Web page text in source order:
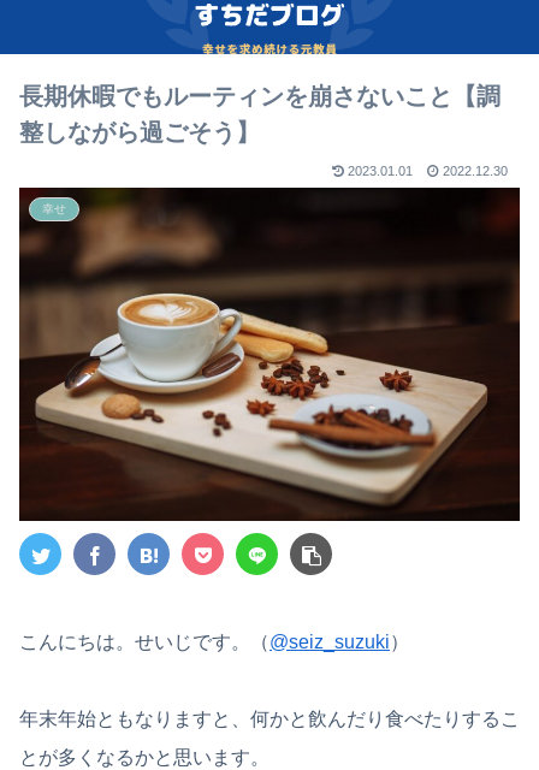
長期休暇でもルーティンを崩さないこと【調
整しながら過ごそう】
2023.01.01 2022.12.30
幸せ
こんにちは。せいじです。（@seiz_suzuki）
年末年始ともなりますと、何かと飲んだり食べたりするこ
とが多くなるかと思います。